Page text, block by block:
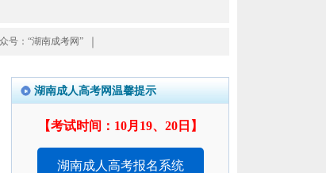
号：“湖南成考网”
湖南成人高考网温馨提示
【考试时间：10月19、20日】
湖南成人高考报名系统